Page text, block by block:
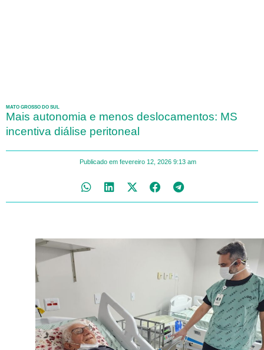
MATO GROSSO DO SUL
Mais autonomia e menos deslocamentos: MS
incentiva diálise peritoneal
Publicado em fevereiro 12, 2026 9:13 am